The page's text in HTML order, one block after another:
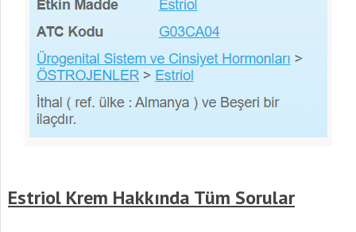
Estriol Krem Hakkında Tüm Sorular